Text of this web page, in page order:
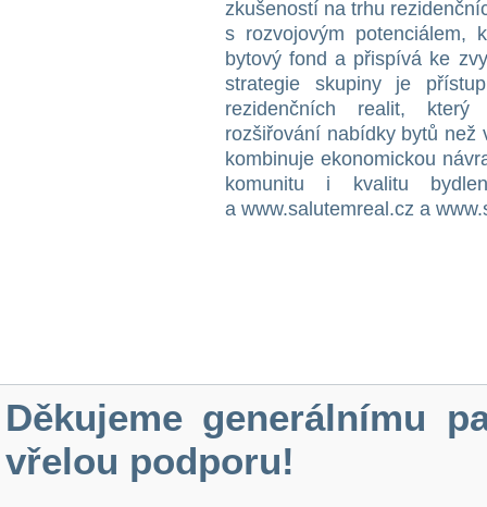
zkušeností na trhu
s rozvojovým potenciálem,
bytový fond a přispívá ke
strategie skupiny je
rezidenčních realit,
rozšiřování nabídky bytů než
kombinuje ekonomickou
komunitu i kvalitu
a www.salutemreal.cz a
Děkujeme generálnímu
vřelou podporu!